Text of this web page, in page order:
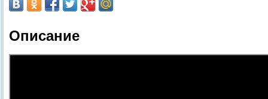
Описание